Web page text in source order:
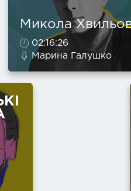
Микола
02:16:26
Марина Галушко